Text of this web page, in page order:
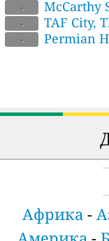
Conference
- McCarthy
- TAF City,
- Permian
Африка-